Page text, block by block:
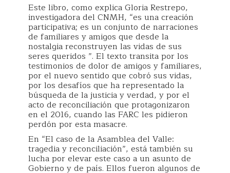
Este libro, como explica Gloria Restrepo,
investigadora del CNMH, “es una creación
participativa; es un conjunto de narraciones
de familiares y amigos que desde la
nostalgia reconstruyen las vidas de sus
seres queridos ”. El texto transita por los
testimonios de dolor de amigos y familiares,
por el nuevo sentido que cobró sus vidas,
por los desafíos que ha representado la
búsqueda de la justicia y verdad, y por el
acto de reconciliación que protagonizaron
en el 2016, cuando las FARC les pidieron
perdón por esta masacre.
En “El caso de la Asamblea del Valle:
tragedia y reconciliación”, está también su
lucha por elevar este caso a un asunto de
Gobierno y de país. Ellos fueron algunos de